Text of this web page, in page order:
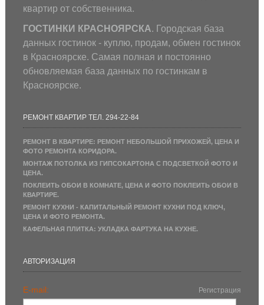
квартир от собственника.
ГОСТИНКИ КРАСНОЯРСКА. Городская база
данных гостинок - куплю, продам, обмен гостинок
в Красноярске. Самая полная и постоянно
обновляемая база данных по гостинкам в
Красноярске.
РЕМОНТ КВАРТИР ТЕЛ. 294-22-84
РЕМОНТ В КВАРТИРЕ: РЕМОНТ НЕБОЛЬШОЙ ПРИХОЖЕЙ, ЦЕНА И
ФОТО РЕМОНТА КОРИДОРА.
МОНТАЖ ПОТОЛКА ИЗ ГИПСОКАРТОНА С ПОДСВЕТКОЙ ФОТО И
ЦЕНА.
ПОКЛЕИТЬ ОБОИ В КОМНАТЕ, ЦЕНА И ФОТО ПОКЛЕИТЬ ОБОИ В
КВАРТИРЕ.
РЕМОНТ КУХНИ - КАПИТАЛЬНЫЙ РЕМОНТ КУХНИ ПОД КЛЮЧ,
ЦЕНА И ФОТО РЕМОНТА.
КАФЕЛЬНАЯ ПЛИТКА: УКЛАДКА ФАРТУКА НА КУХНЕ.
АВТОРИЗАЦИЯ
E-mail: Регистрация